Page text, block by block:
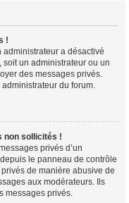
!
administrateur a désactivé
un administrateur ou un
des messages privés.
du forum.
non sollicités !
privés d’un
le panneau de contrôle
de manière abusive de
aux modérateurs. Ils
messages privés.